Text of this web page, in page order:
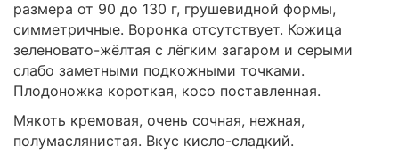
размера от 90 до 130 г, грушевидной формы,
симметричные. Воронка отсутствует. Кожица
зеленовато-жёлтая с лёгким загаром и серыми
слабо заметными подкожными точками.
Плодоножка короткая, косо поставленная.
Мякоть кремовая, очень сочная, нежная,
полумаслянистая. Вкус кисло-сладкий.